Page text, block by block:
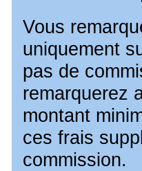
Vous
uniquement
pas de
remarquerez
montant
ces frais
commission.